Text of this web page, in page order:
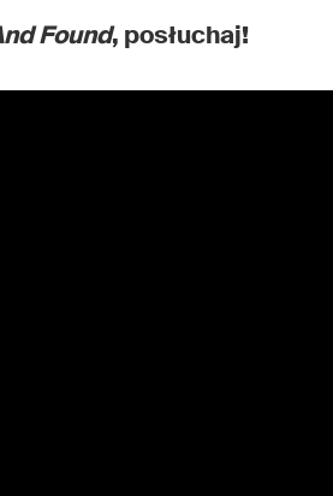
Found, posłuchaj!